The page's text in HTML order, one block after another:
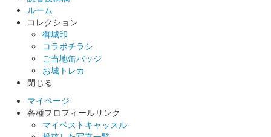
ルーム
コレクション
御城印
コラボチラシ
ご当地缶バッジ
お城トレカ
閉じる
マイページ
各種プロフィールリンク
マイベストキャッスル